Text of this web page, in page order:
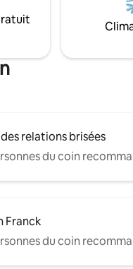
exclusive de 75 m2
dessus et une
relations brisées
du coin
Franck
du coin